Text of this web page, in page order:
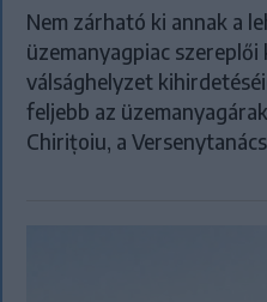
Nem zárható ki annak a
üzemanyagpiac
válsághelyzet
feljebb az
Chirițoiu, a